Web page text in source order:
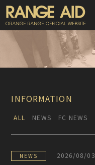
INFORMATION
ALL NEWS FC NEWS
NEWS 2026/08/03